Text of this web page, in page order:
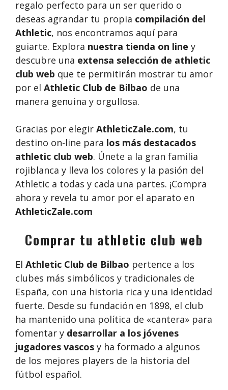
regalo perfecto para un ser querido o
deseas agrandar tu propia compilación del
Athletic, nos encontramos aquí para
guiarte. Explora nuestra tienda on line y
descubre una extensa selección de athletic
club web que te permitirán mostrar tu amor
por el Athletic Club de Bilbao de una
manera genuina y orgullosa.
Gracias por elegir AthleticZale.com, tu
destino on-line para los más destacados
athletic club web. Únete a la gran familia
rojiblanca y lleva los colores y la pasión del
Athletic a todas y cada una partes. ¡Compra
ahora y revela tu amor por el aparato en
AthleticZale.com
Comprar tu athletic club web
El Athletic Club de Bilbao pertence a los
clubes más simbólicos y tradicionales de
España, con una historia rica y una identidad
fuerte. Desde su fundación en 1898, el club
ha mantenido una política de «cantera» para
fomentar y desarrollar a los jóvenes
jugadores vascos y ha formado a algunos
de los mejores players de la historia del
fútbol español.